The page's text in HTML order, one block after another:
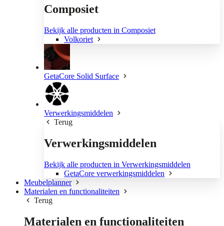
Composiet
Bekijk alle producten in Composiet
Volkoriet
GetaCore Solid Surface
Verwerkingsmiddelen
Terug
Verwerkingsmiddelen
Bekijk alle producten in Verwerkingsmiddelen
GetaCore verwerkingsmiddelen
Meubelplanner
Materialen en functionaliteiten
Terug
Materialen en functionaliteiten